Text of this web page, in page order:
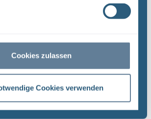
Cookies zulassen
Cookies verwenden
und Entwicklungsstrategie der
ENTWICKLUNG F&E-Strategie
April 2024 Vorwort Liebe
Sie einen Einblick in das
...
| Dokumentenstand vom: